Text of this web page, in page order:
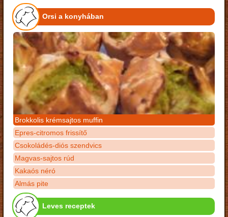
Orsi a konyhában
Brokkolis krémsajtos muffin
Epres-citromos frissítő
Csokoládés-diós szendvics
Magvas-sajtos rúd
Kakaós néró
Almás pite
Leves receptek